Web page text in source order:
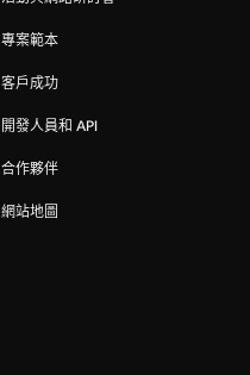
專案範本
客戶成功
開發人員和 API
合作夥伴
網站地圖